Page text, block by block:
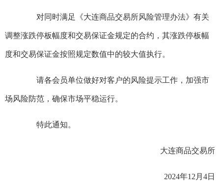
对同时满足《大连商品交易所风险管理办法》有关
调整涨跌停板幅度和交易保证金规定的合约，其涨跌停板幅
度和交易保证金按照规定数值中的较大值执行。
请各会员单位做好对客户的风险提示工作，加强市
场风险防范，确保市场平稳运行。
特此通知。
大连商品交易所
2024年12月4日